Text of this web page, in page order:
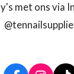
met ons via